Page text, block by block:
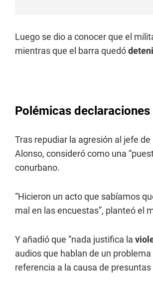
Luego se dio a conocer que el
mientras que el barra quedó
Polémicas
Tras repudiar la agresión al jefe
Alonso, consideró como una
conurbano.
“Hicieron un acto que sabíamos
mal en las encuestas”, planteó el
Y añadió que “nada justifica la
audios que hablan de un
referencia a la causa de